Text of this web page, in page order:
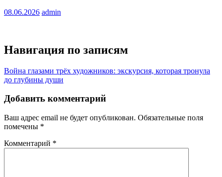
08.06.2026 admin
Навигация по записям
Война глазами трёх художников: экскурсия, которая тронула
до глубины души
Добавить комментарий
Ваш адрес email не будет опубликован. Обязательные поля
помечены *
Комментарий *